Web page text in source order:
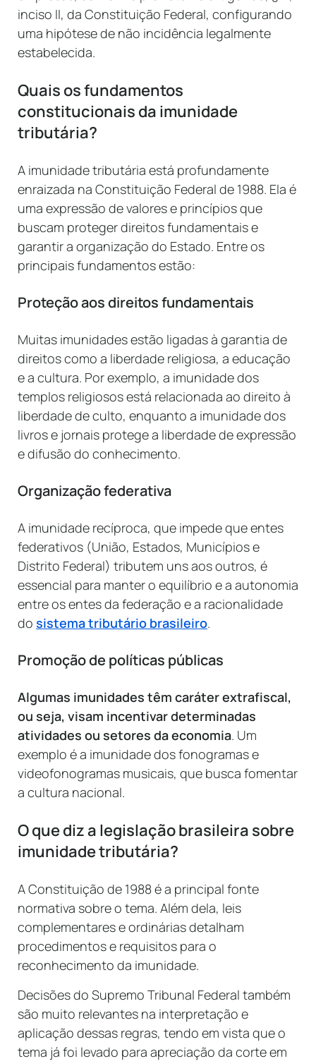
inciso II, da Constituição Federal, configurando
uma hipótese de não incidência legalmente
estabelecida.
Quais os fundamentos
constitucionais da imunidade
tributária?
A imunidade tributária está profundamente
enraizada na Constituição Federal de 1988. Ela é
uma expressão de valores e princípios que
buscam proteger direitos fundamentais e
garantir a organização do Estado. Entre os
principais fundamentos estão:
Proteção aos direitos fundamentais
Muitas imunidades estão ligadas à garantia de
direitos como a liberdade religiosa, a educação
e a cultura. Por exemplo, a imunidade dos
templos religiosos está relacionada ao direito à
liberdade de culto, enquanto a imunidade dos
livros e jornais protege a liberdade de expressão
e difusão do conhecimento.
Organização federativa
A imunidade recíproca, que impede que entes
federativos (União, Estados, Municípios e
Distrito Federal) tributem uns aos outros, é
essencial para manter o equilíbrio e a autonomia
entre os entes da federação e a racionalidade
do sistema tributário brasileiro.
Promoção de políticas públicas
Algumas imunidades têm caráter extrafiscal,
ou seja, visam incentivar determinadas
atividades ou setores da economia. Um
exemplo é a imunidade dos fonogramas e
videofonogramas musicais, que busca fomentar
a cultura nacional.
O que diz a legislação brasileira sobre
imunidade tributária?
A Constituição de 1988 é a principal fonte
normativa sobre o tema. Além dela, leis
complementares e ordinárias detalham
procedimentos e requisitos para o
reconhecimento da imunidade.
Decisões do Supremo Tribunal Federal também
são muito relevantes na interpretação e
aplicação dessas regras, tendo em vista que o
tema já foi levado para apreciação da corte em